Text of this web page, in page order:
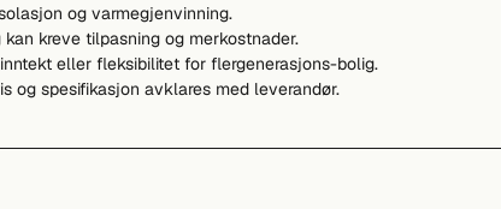
og varmegjenvinning.
kreve tilpasning og merkostnader.
eller fleksibilitet for flergenerasjons-bolig.
og spesifikasjon avklares med leverandør.